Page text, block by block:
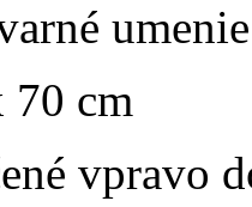
umenie
70 cm
vpravo